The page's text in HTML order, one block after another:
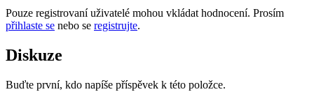
Pouze registrovaní uživatelé mohou vkládat hodnocení. Prosím
přihlaste se nebo se registrujte.
Diskuze
Buďte první, kdo napíše příspěvek k této položce.